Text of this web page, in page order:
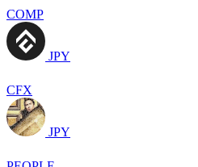
COMP
JPY
CFX
JPY